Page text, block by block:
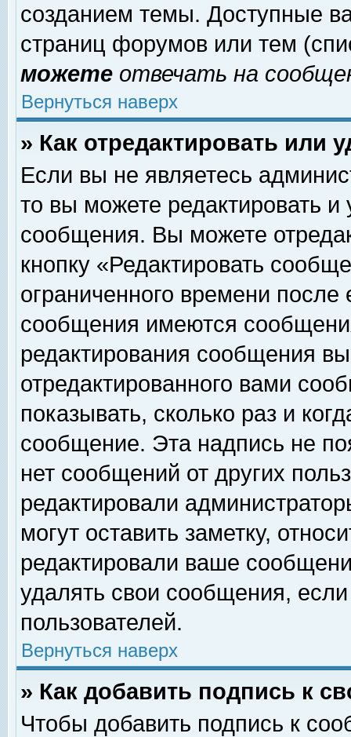
созданием темы. Доступные
страниц форумов или тем
можете отвечать на
Вернуться наверх
» Как отредактировать или
Если вы не являетесь
то вы можете редактировать и
сообщения. Вы можете
кнопку «Редактировать
ограниченного времени
сообщения имеются
редактирования сообщения
отредактированного вами
показывать, сколько раз и
сообщение. Эта надпись не
нет сообщений от других
редактировали
могут оставить заметку,
редактировали ваше
удалять свои сообщения,
пользователей.
Вернуться наверх
» Как добавить подпись к
Чтобы добавить подпись к